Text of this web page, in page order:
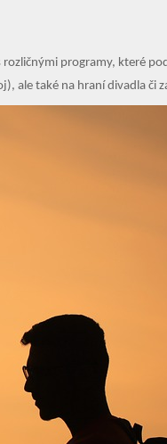
rozličnými programy, které
také na hraní divadla či